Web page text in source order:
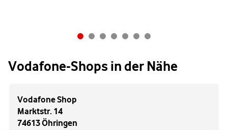
Vodafone-Shops in der Nähe
Vodafone Shop
Marktstr. 14
74613 Öhringen